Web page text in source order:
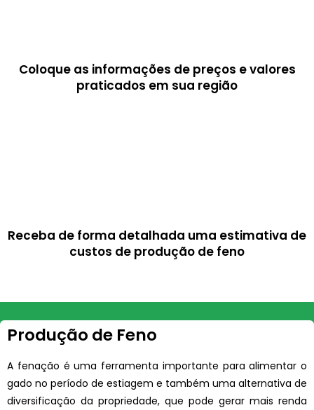
Coloque as informações de preços e valores
praticados em sua região
Receba de forma detalhada uma estimativa de
custos de produção de feno
Produção de Feno
A fenação é uma ferramenta importante para alimentar o
gado no período de estiagem e também uma alternativa de
diversificação da propriedade, que pode gerar mais renda